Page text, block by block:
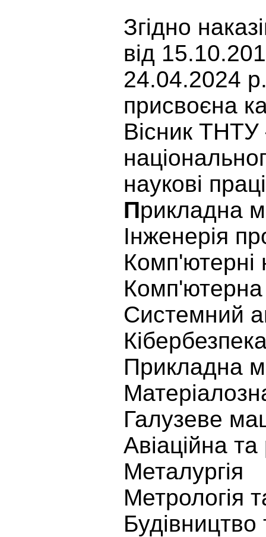
Згідно
від
24.04.2024
присвоєна
Вісник
наукові
Прикладна
Інженерія
Комп'ютерні
Комп'ютерна
Системний
Прикладна
Галузеве
Авіаційна
Металургія
Метрологія
Будівництво